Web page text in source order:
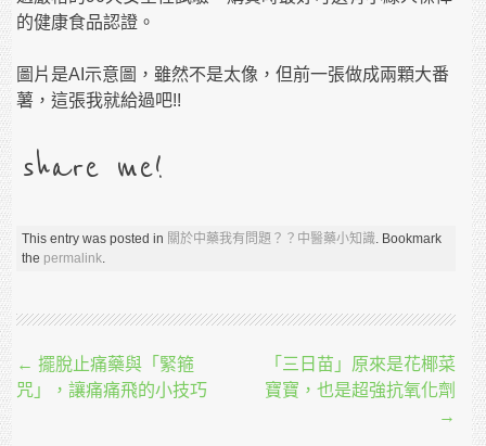
的健康食品認證。
圖片是AI示意圖，雖然不是太像，但前一張做成兩顆大番
薯，這張我就給過吧!!
share me!
This entry was posted in 關於中藥我有問題？？中醫藥小知識. Bookmark
the permalink.
Post navigation
← 擺脫止痛藥與「緊箍
咒」，讓痛痛飛的小技巧
「三日苗」原來是花椰菜
寶寶，也是超強抗氧化劑
→